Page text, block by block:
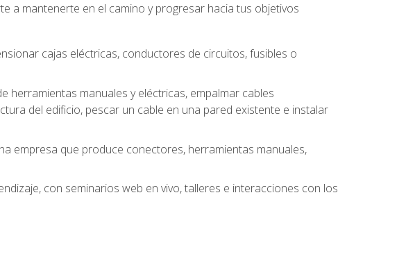
a mantenerte en el camino y progresar hacia tus objetivos
cajas eléctricas, conductores de circuitos, fusibles o
herramientas manuales y eléctricas, empalmar cables
del edificio, pescar un cable en una pared existente e instalar
empresa que produce conectores, herramientas manuales,
con seminarios web en vivo, talleres e interacciones con los